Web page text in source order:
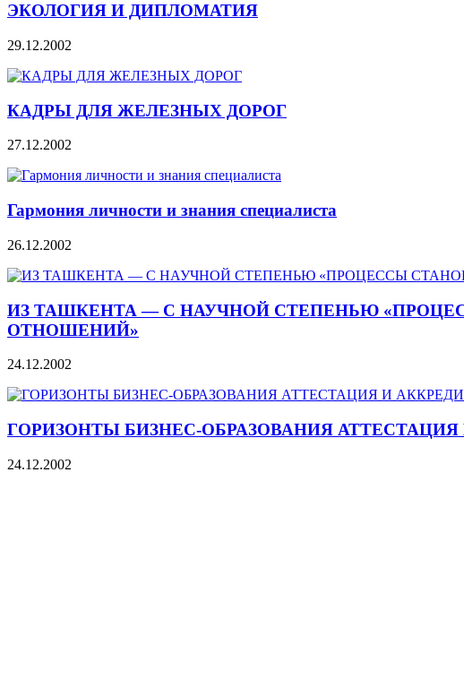
ЭКОЛОГИЯ И ДИПЛОМАТИЯ
29.12.2002
КАДРЫ ДЛЯ ЖЕЛЕЗНЫХ ДОРОГ
27.12.2002
Гармония личности и знания специалиста
26.12.2002
ИЗ ТАШКЕНТА — С НАУЧНОЙ СТЕПЕНЬЮ
ОТНОШЕНИЙ»
24.12.2002
ГОРИЗОНТЫ БИЗНЕС-ОБРАЗОВАНИЯ
24.12.2002